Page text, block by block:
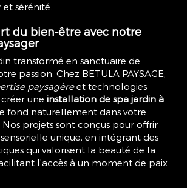
sérénité.
du bien-être avec notre
transformé en sanctuaire de
passion. Chez BETULA PAYSAGE,
paysagèreet technologies
uneinstallation de spa jardin à
fond naturellement dans votre
projets sont conçus pour offrir
unique, en intégrant des
qui valorisent la beauté de la
l'accès à un moment de paix